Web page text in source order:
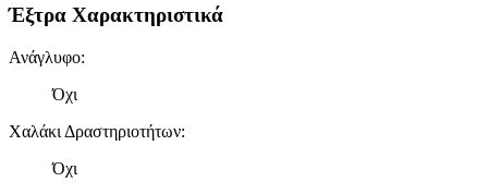
Έξτρα Χαρακτηριστικά
Ανάγλυφο:
Όχι
Χαλάκι Δραστηριοτήτων:
Όχι